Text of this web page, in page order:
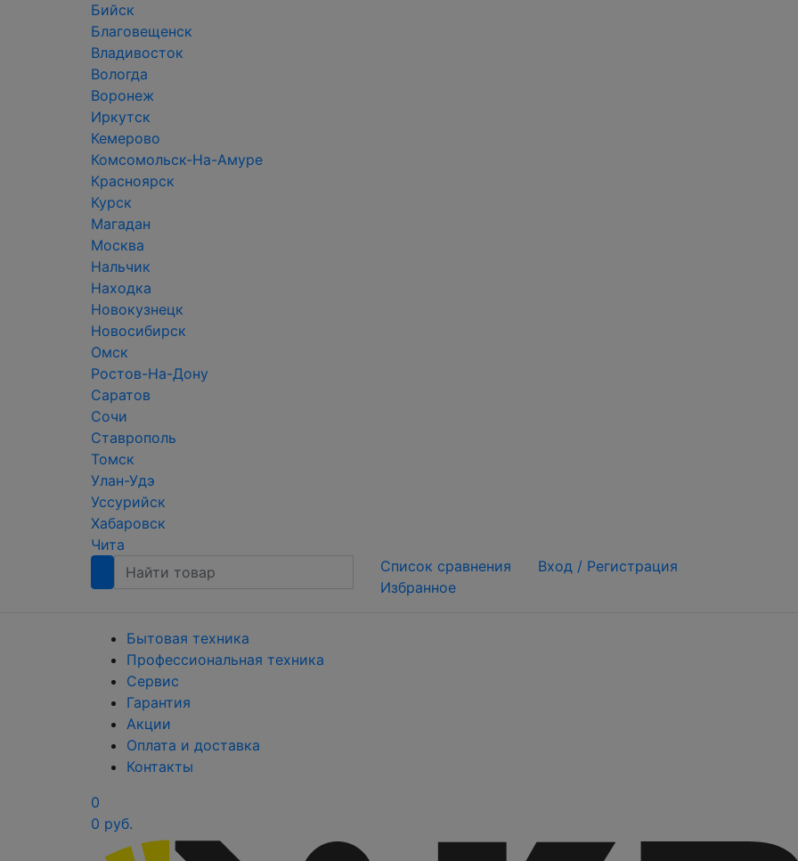
Бийск
Благовещенск
Владивосток
Вологда
Воронеж
Иркутск
Кемерово
Комсомольск-На-Амуре
Красноярск
Курск
Магадан
Москва
Нальчик
Находка
Новокузнецк
Новосибирск
Омск
Ростов-На-Дону
Саратов
Сочи
Ставрополь
Томск
Улан-Удэ
Уссурийск
Хабаровск
Чита
Список сравнения
Избранное
Вход / Регистрация
Бытовая техника
Профессиональная техника
Сервис
Гарантия
Акции
Оплата и доставка
Контакты
0
0 руб.